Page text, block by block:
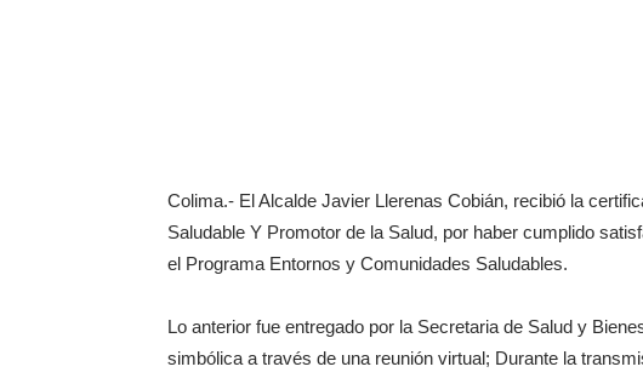
Colima.- El Alcalde Javier Llerenas Cobián, recibió la
Saludable Y Promotor de la Salud, por haber cumplido
el Programa Entornos y Comunidades Saludables.
Lo anterior fue entregado por la Secretaria de Salud y
simbólica a través de una reunión virtual; Durante la